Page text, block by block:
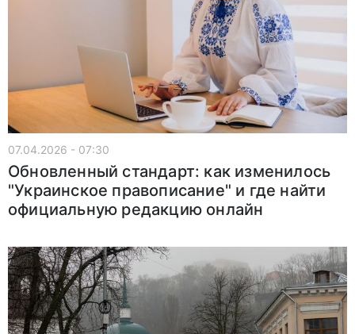
07.04.2026 - 07:30
Обновленный стандарт: как изменилось
"Украинское правописание" и где найти
официальную редакцию онлайн